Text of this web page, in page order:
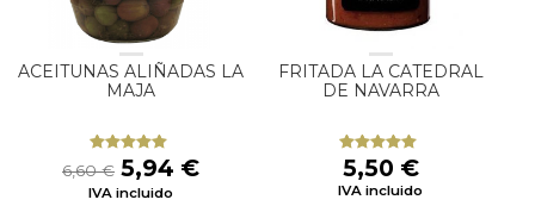
ACEITUNAS ALIÑADAS LA
MAJA
Valorado
con 5.00de
5
6,60€ El
precio
5,94 €El
IVA incluido
FRITADA LA CATEDRAL
DE NAVARRA
Valorado
con5.00
de
5
5,50 €
IVA incluido